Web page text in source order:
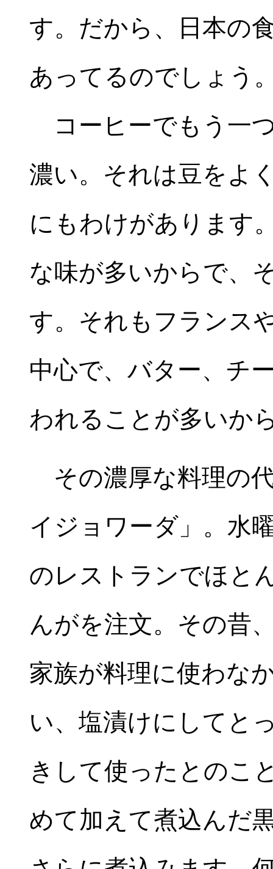
す。だから、日本の
あってるのでしょう
コーヒーでもう一
濃い。それは豆をよ
にもわけがあります
な味が多いからで、
す。それもフランス
中心で、バター、チ
われることが多いか
その濃厚な料理の
イジョワーダ」。水
のレストランでほと
んがを注文。その昔
家族が料理に使わな
い、塩漬けにしてと
きして使ったとのこ
めて加えて煮込んだ